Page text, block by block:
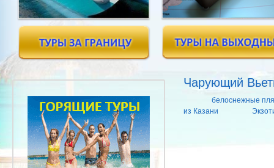
Чарующий
белоснежные
из Казани